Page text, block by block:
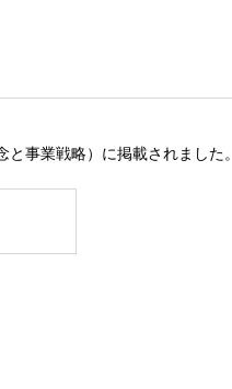
事業戦略）に掲載されました。